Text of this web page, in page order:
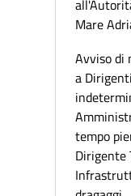
Mare
Avviso di
a
tempo
Dirigente